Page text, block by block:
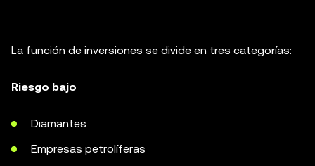
La función de inversiones se divide en tres categorías:
Riesgo bajo
Diamantes
Empresas petrolíferas